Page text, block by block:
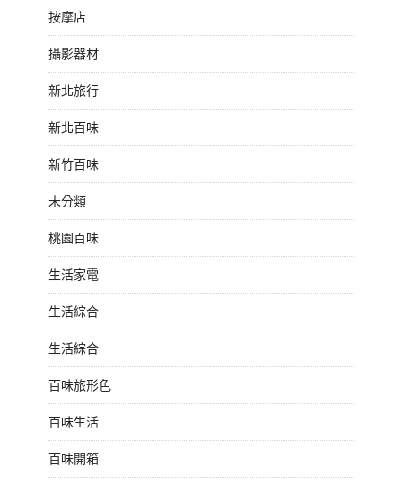
按摩店
攝影器材
新北旅行
新北百味
新竹百味
未分類
桃園百味
生活家電
生活綜合
生活綜合
百味旅形色
百味生活
百味開箱